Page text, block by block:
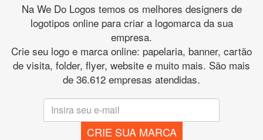
Na We Do Logos temos os melhores designers de
logotipos online para criar a logomarca da sua
empresa.
Crie seu logo e marca online: papelaria, banner, cartão
de visita, folder, flyer, website e muito mais. São mais
de 36.612 empresas atendidas.
CRIE SUA MARCA